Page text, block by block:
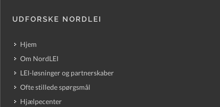
UDFORSKE NORDLEI
Hjem
Om NordLEI
LEI-løsninger og partnerskaber
Ofte stillede spørgsmål
Hjælpecenter